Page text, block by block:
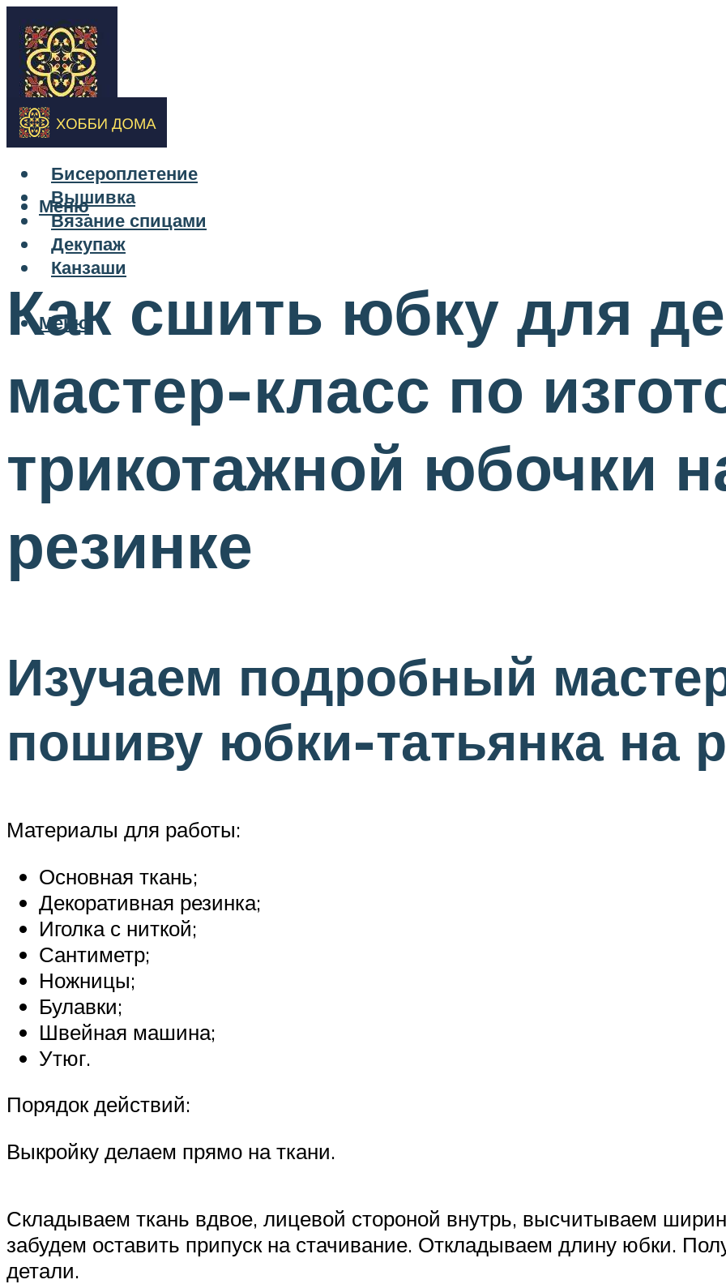
Бисероплетение
Вышивка
Вязание спицами
Декупаж
Канзаши
Меню
Меню
Как сшить юбку для
мастер-класс по
трикотажной юбочки
резинке
Изучаем подробный
пошиву юбки-татьянка на
Материалы для работы:
Основная ткань;
Декоративная резинка;
Иголка с ниткой;
Сантиметр;
Ножницы;
Булавки;
Швейная машина;
Утюг.
Порядок действий:
Выкройку делаем прямо на ткани.
Складываем ткань вдвое, лицевой стороной внутрь, высчитываем
забудем оставить припуск на стачивание. Откладываем длину юбки.
детали.